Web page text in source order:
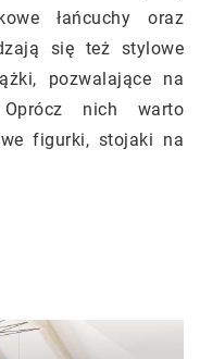
łańcuchy oraz
się też stylowe
pozwalające na
Oprócz nich warto
figurki, stojaki na